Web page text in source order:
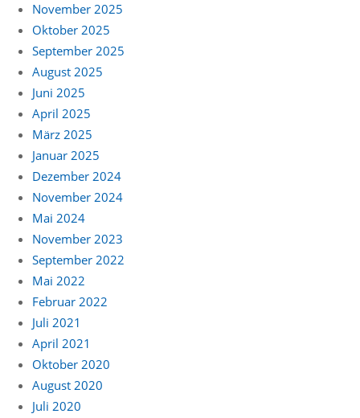
November 2025
Oktober 2025
September 2025
August 2025
Juni 2025
April 2025
März 2025
Januar 2025
Dezember 2024
November 2024
Mai 2024
November 2023
September 2022
Mai 2022
Februar 2022
Juli 2021
April 2021
Oktober 2020
August 2020
Juli 2020